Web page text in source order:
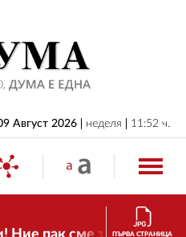
Август 2026 неделя 11:52 ч.
ПЪРВА СТРАНИЦА